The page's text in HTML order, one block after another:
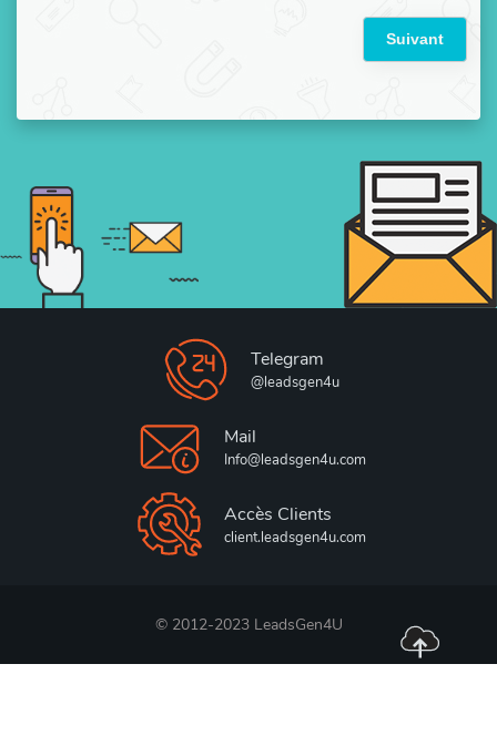
Suivant
Telegram
@leadsgen4u
Mail
Info@leadsgen4u.com
Accès Clients
client.leadsgen4u.com
© 2012-2023 LeadsGen4U